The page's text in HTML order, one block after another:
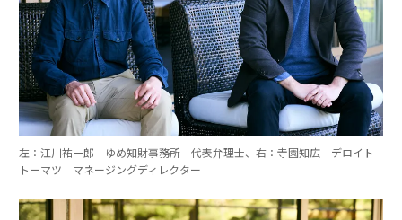
左：江川祐一郎 ゆめ知財事務所 代表弁理士、右：寺園知広 デロイト
トーマツ マネージングディレクター